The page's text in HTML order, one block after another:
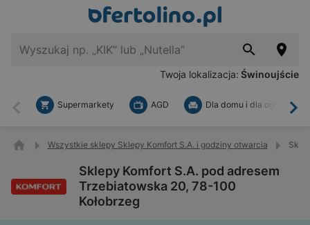
Twoja lokalizacja: Świnoujście
Wstecz
Supermarkety AGD Dla domu i dla ogrodu
Wszystkie sklepy Sklepy Komfort S.A. i godziny otwarcia
Sklepy Komfort S.A. pod adresem
Trzebiatowska 20, 78-100
Kołobrzeg